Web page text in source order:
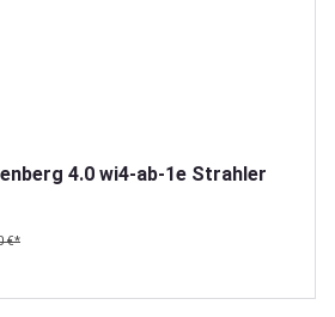
4.0 wi4-ab-1e Strahler
€*